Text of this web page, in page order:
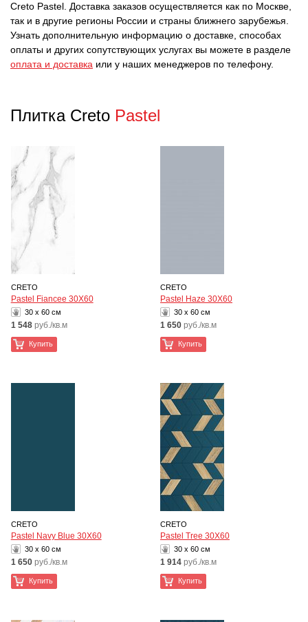
Creto Pastel. Доставка заказов осуществляется как по Москве,
так и в другие регионы России и страны ближнего зарубежья.
Узнать дополнительную информацию о доставке, способах
оплаты и других сопутствующих услугах вы можете в разделе
оплата и доставка или у наших менеджеров по телефону.
Плитка Creto Pastel
CRETO
Pastel Fiancee 30Х60
30 x 60 см
1 548 руб./кв.м
Купить
CRETO
Pastel Haze 30Х60
30 x 60 см
1 650 руб./кв.м
Купить
CRETO
Pastel Navy Blue 30Х60
30 x 60 см
1 650 руб./кв.м
Купить
CRETO
Pastel Tree 30Х60
30 x 60 см
1 914 руб./кв.м
Купить